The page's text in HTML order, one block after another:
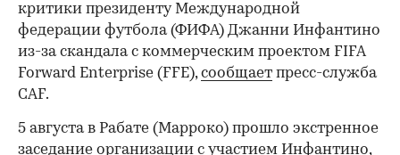
критики президенту Международной
федерации футбола (ФИФА) Джанни Инфантино
из-за скандала с коммерческим проектом FIFA
Forward Enterprise (FFE),сообщает пресс-служба
СAF.
5 августа в Рабате (Марроко) прошло экстренное
заседание организации с участием Инфантино,